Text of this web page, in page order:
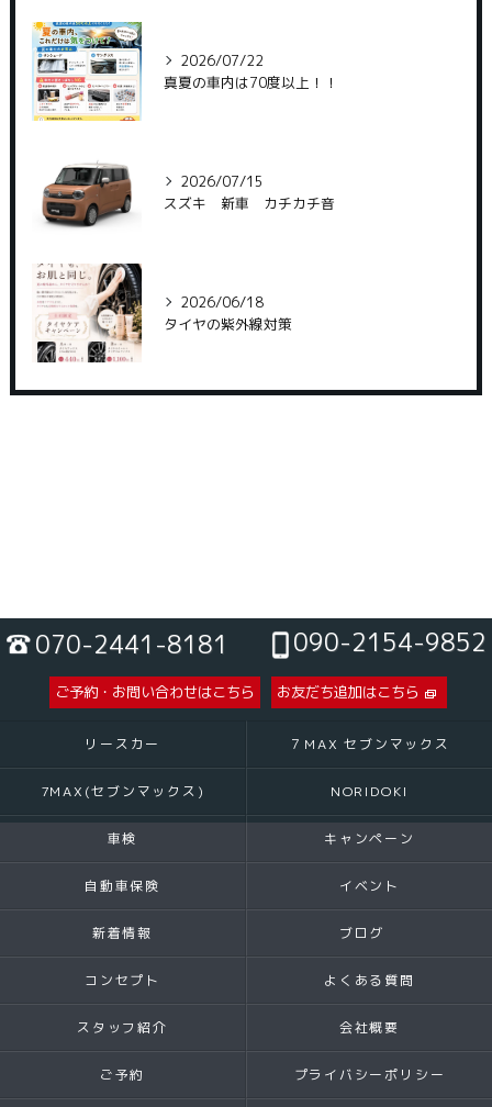
2026/07/22
真夏の車内は70度以上！！
2026/07/15
スズキ 新車 カチカチ音
2026/06/18
タイヤの紫外線対策
070-2441-8181 090-2154-9852
ご予約・お問い合わせはこちら お友だち追加はこちら
リースカー ７MAX セブンマックス
7MAX(セブンマックス) NORIDOKI
車検 キャンペーン
自動車保険 イベント
新着情報 ブログ
コンセプト よくある質問
スタッフ紹介 会社概要
ご予約 プライバシーポリシー